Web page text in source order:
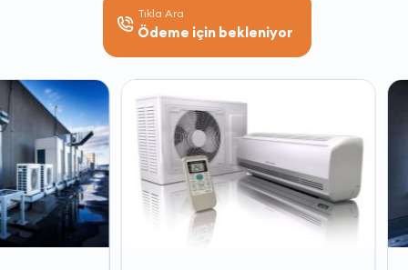
Tıkla Ara
Ödeme için bekleniyor